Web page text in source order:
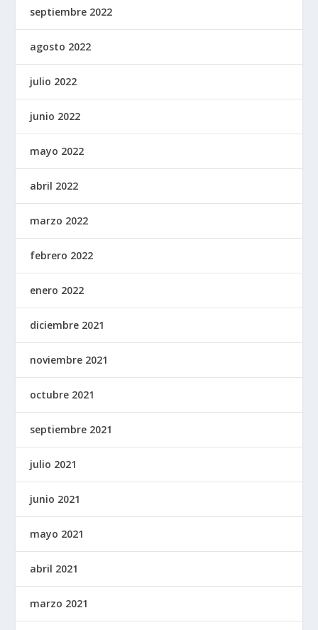
septiembre 2022
agosto 2022
julio 2022
junio 2022
mayo 2022
abril 2022
marzo 2022
febrero 2022
enero 2022
diciembre 2021
noviembre 2021
octubre 2021
septiembre 2021
julio 2021
junio 2021
mayo 2021
abril 2021
marzo 2021